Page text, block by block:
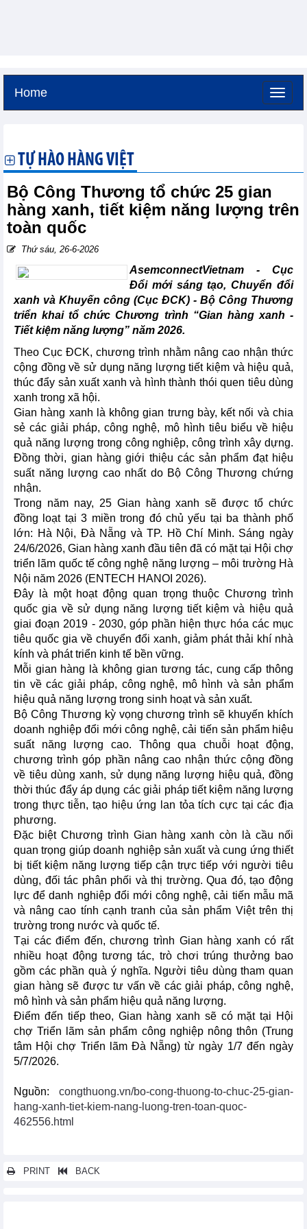
Home
TỰ HÀO HÀNG VIỆT
Bộ Công Thương tổ chức 25 gian
hàng xanh, tiết kiệm năng lượng trên
toàn quốc
Thứ sáu, 26-6-2026
AsemconnectVietnam - Cục
Đổi mới sáng tạo, Chuyển đổi
xanh và Khuyến công (Cục ĐCK) - Bộ Công Thương
triển khai tổ chức Chương trình “Gian hàng xanh -
Tiết kiệm năng lượng” năm 2026.
Theo Cục ĐCK, chương trình nhằm nâng cao nhận thức
cộng đồng về sử dụng năng lượng tiết kiệm và hiệu quả,
thúc đẩy sản xuất xanh và hình thành thói quen tiêu dùng
xanh trong xã hội.
Gian hàng xanh là không gian trưng bày, kết nối và chia
sẻ các giải pháp, công nghệ, mô hình tiêu biểu về hiệu
quả năng lượng trong công nghiệp, công trình xây dựng.
Đồng thời, gian hàng giới thiệu các sản phẩm đạt hiệu
suất năng lượng cao nhất do Bộ Công Thương chứng
nhận.
Trong năm nay, 25 Gian hàng xanh sẽ được tổ chức
đồng loạt tại 3 miền trong đó chủ yếu tại ba thành phố
lớn: Hà Nội, Đà Nẵng và TP. Hồ Chí Minh. Sáng ngày
24/6/2026, Gian hàng xanh đầu tiên đã có mặt tại Hội chợ
triển lãm quốc tế công nghệ năng lượng – môi trường Hà
Nội năm 2026 (ENTECH HANOI 2026).
Đây là một hoạt động quan trọng thuộc Chương trình
quốc gia về sử dụng năng lượng tiết kiệm và hiệu quả
giai đoạn 2019 - 2030, góp phần hiện thực hóa các mục
tiêu quốc gia về chuyển đổi xanh, giảm phát thải khí nhà
kính và phát triển kinh tế bền vững.
Mỗi gian hàng là không gian tương tác, cung cấp thông
tin về các giải pháp, công nghệ, mô hình và sản phẩm
hiệu quả năng lượng trong sinh hoạt và sản xuất.
Bộ Công Thương kỳ vọng chương trình sẽ khuyến khích
doanh nghiệp đổi mới công nghệ, cải tiến sản phẩm hiệu
suất năng lượng cao. Thông qua chuỗi hoạt động,
chương trình góp phần nâng cao nhận thức cộng đồng
về tiêu dùng xanh, sử dụng năng lượng hiệu quả, đồng
thời thúc đẩy áp dụng các giải pháp tiết kiệm năng lượng
trong thực tiễn, tạo hiệu ứng lan tỏa tích cực tại các địa
phương.
Đặc biệt Chương trình Gian hàng xanh còn là cầu nối
quan trọng giúp doanh nghiệp sản xuất và cung ứng thiết
bị tiết kiệm năng lượng tiếp cận trực tiếp với người tiêu
dùng, đối tác phân phối và thị trường. Qua đó, tạo động
lực để danh nghiệp đổi mới công nghệ, cải tiến mẫu mã
và nâng cao tính cạnh tranh của sản phẩm Việt trên thị
trường trong nước và quốc tế.
Tại các điểm đến, chương trình Gian hàng xanh có rất
nhiều hoạt động tương tác, trò chơi trúng thưởng bao
gồm các phần quà ý nghĩa. Người tiêu dùng tham quan
gian hàng sẽ được tư vấn về các giải pháp, công nghệ,
mô hình và sản phẩm hiệu quả năng lượng.
Điểm đến tiếp theo, Gian hàng xanh sẽ có mặt tại Hội
chợ Triển lãm sản phẩm công nghiệp nông thôn (Trung
tâm Hội chợ Triển lãm Đà Nẵng) từ ngày 1/7 đến ngày
5/7/2026.
Nguồn: congthuong.vn/bo-cong-thuong-to-chuc-25-gian-
hang-xanh-tiet-kiem-nang-luong-tren-toan-quoc-
462556.html
PRINT BACK